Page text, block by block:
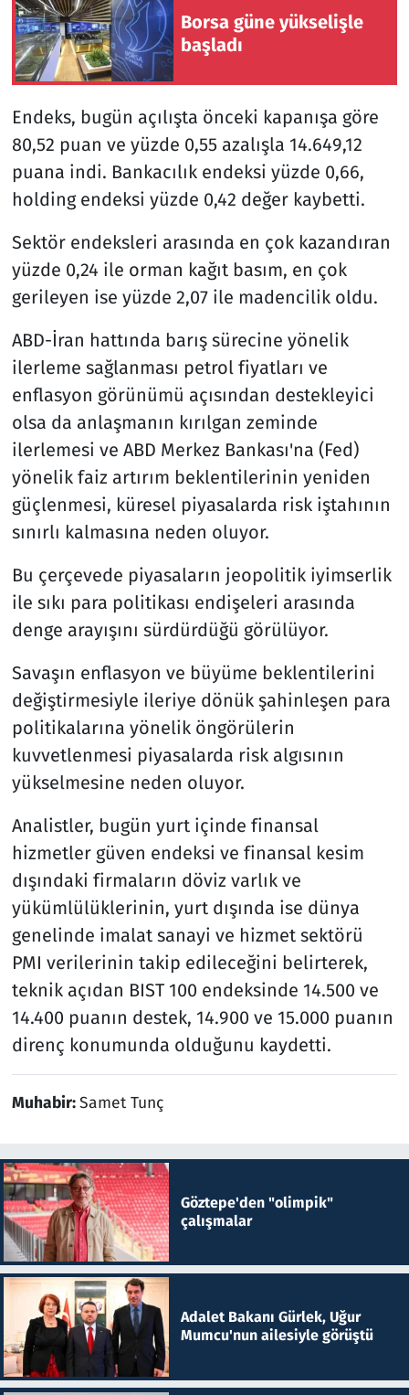
Borsa güne yükselişle
başladı
Endeks, bugün açılışta önceki kapanışa göre
80,52 puan ve yüzde 0,55 azalışla 14.649,12
puana indi. Bankacılık endeksi yüzde 0,66,
holding endeksi yüzde 0,42 değer kaybetti.
Sektör endeksleri arasında en çok kazandıran
yüzde 0,24 ile orman kağıt basım, en çok
gerileyen ise yüzde 2,07 ile madencilik oldu.
ABD-İran hattında barış sürecine yönelik
ilerleme sağlanması petrol fiyatları ve
enflasyon görünümü açısından destekleyici
olsa da anlaşmanın kırılgan zeminde
ilerlemesi ve ABD Merkez Bankası'na (Fed)
yönelik faiz artırım beklentilerinin yeniden
güçlenmesi, küresel piyasalarda risk iştahının
sınırlı kalmasına neden oluyor.
Bu çerçevede piyasaların jeopolitik iyimserlik
ile sıkı para politikası endişeleri arasında
denge arayışını sürdürdüğü görülüyor.
Savaşın enflasyon ve büyüme beklentilerini
değiştirmesiyle ileriye dönük şahinleşen para
politikalarına yönelik öngörülerin
kuvvetlenmesi piyasalarda risk algısının
yükselmesine neden oluyor.
Analistler, bugün yurt içinde finansal
hizmetler güven endeksi ve finansal kesim
dışındaki firmaların döviz varlık ve
yükümlülüklerinin, yurt dışında ise dünya
genelinde imalat sanayi ve hizmet sektörü
PMI verilerinin takip edileceğini belirterek,
teknik açıdan BIST 100 endeksinde 14.500 ve
14.400 puanın destek, 14.900 ve 15.000 puanın
direnç konumunda olduğunu kaydetti.
Muhabir:Samet Tunç
Göztepe'den "olimpik"
çalışmalar
Adalet Bakanı Gürlek, Uğur
Mumcu'nun ailesiyle görüştü
Spor
Teknoloji ve Bilim
Televizyon